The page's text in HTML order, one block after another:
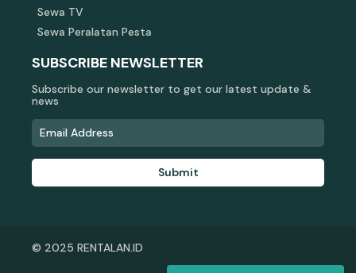
Sewa TV
Sewa Peralatan Pesta
SUBSCRIBE NEWSLETTER
Subscribe our newsletter to get our latest update &
news
Submit
© 2025 RENTALAN.ID